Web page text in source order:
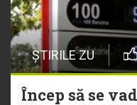
ȘTIRILE ZU
Încep să se